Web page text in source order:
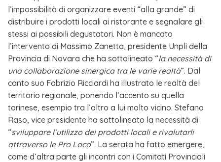
l’impossibilità di organizzare eventi “alla grande” di
distribuire i prodotti locali ai ristorante e segnalare gli
stessi ai possibili degustatori. Non è mancato
l’intervento di Massimo Zanetta, presidente Unpli della
Provincia di Novara che ha sottolineato “la necessità di
una collaborazione sinergica tra le varie realtà”. Dal
canto suo Fabrizio Ricciardi ha illustrato le realtà del
territorio regionale, ponendo l’accento su quella
torinese, esempio tra l’altro a lui molto vicino. Stefano
Raso, vice presidente ha sottolineato la necessità di
“sviluppare l’utilizzo dei prodotti locali e rivalutarli
attraverso le Pro Loco”. La serata ha fatto emergere,
come d’altra parte gli incontri con i Comitati Provinciali